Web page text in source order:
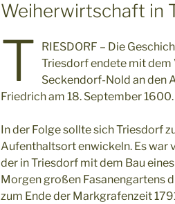
Weiherwirtschaft in
T
RIESDORF – Die
Triesdorf endete mit
Seckendorf-Nold an den
Friedrich am 18. September 1600.
In der Folge sollte sich Triesdorf
Aufenthaltsort enwickeln. Es war
der in Triesdorf mit dem Bau
Morgen großen Fasanengartens
zum Ende der Markgrafenzeit